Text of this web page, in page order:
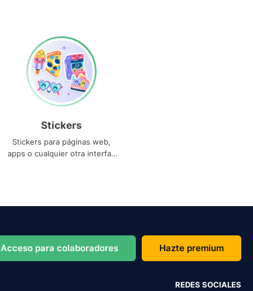
Stickers
Stickers para páginas web,
apps o cualquier otra interfaz
Acceso para colaboradores Hazte premium
REDES SOCIALES